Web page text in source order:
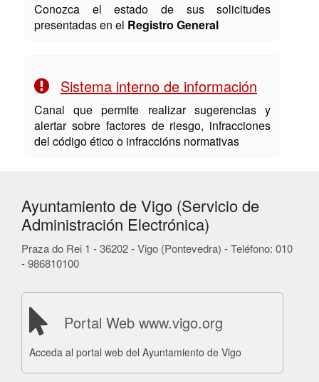
Conozca el estado de sus solicitudes
presentadas en el Registro General
Sistema interno de información
Canal que permite realizar sugerencias y
alertar sobre factores de riesgo, infracciones
del código ético o infraccións normativas
Ayuntamiento de Vigo (Servicio de
Administración Electrónica)
Praza do Rei 1 - 36202 - Vigo (Pontevedra) - Teléfono: 010
- 986810100
Portal Web www.vigo.org
Acceda al portal web del Ayuntamiento de Vigo